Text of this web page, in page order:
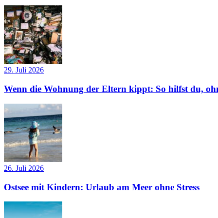
29. Juli 2026
Wenn die Wohnung der Eltern kippt: So hilfst du,
26. Juli 2026
Ostsee mit Kindern: Urlaub am Meer ohne Stress